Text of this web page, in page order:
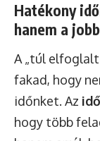
Hatékony
hanem a
A „túl elfoglalt
fakad, hogy
időnket. Az
hogy több